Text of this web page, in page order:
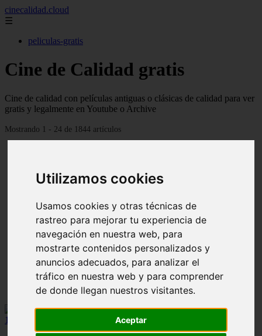
Utilizamos cookies
Usamos cookies y otras técnicas de
rastreo para mejorar tu experiencia de
navegación en nuestra web, para
mostrarte contenidos personalizados y
anuncios adecuados, para analizar el
tráfico en nuestra web y para comprender
de donde llegan nuestros visitantes.
Aceptar
cinecalidad.cloud
☰
peliculas-gratis
Cine de Calidad gratis
Cine de calidad con películas antiguas o clásicas de calidad para ver
gratis y legalmente en Youtube o Archive
Mostrando 1 - 24 de 1844 artículos
Solo Las Bestias - Final Explicado